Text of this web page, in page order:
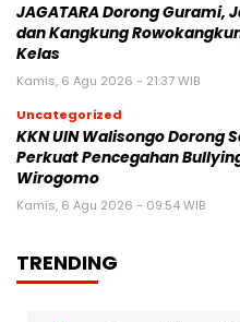
JAGATARA Dorong Gurami,
dan Kangkung
Kelas
Kamis, 6 Agu 2026 - 21:37 WIB
Uncategorized
KKN UIN Walisongo Dorong
Perkuat Pencegahan
Wirogomo
Kamis, 6 Agu 2026 - 09:54 WIB
TRENDING